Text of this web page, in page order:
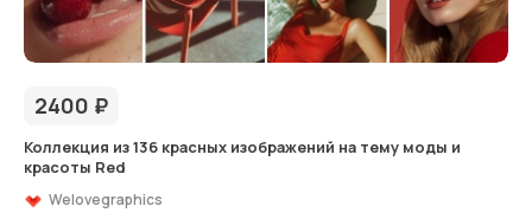
2400 ₽
Коллекция из 136 красных изображений на тему моды и
красоты Red
Welovegraphics